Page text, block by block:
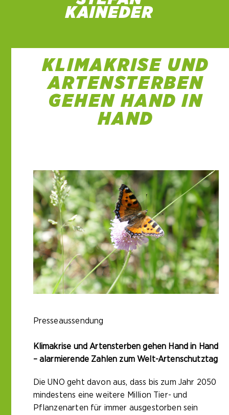
KLIMAKRISE UND
ARTENSTERBEN
GEHEN HAND IN
HAND
Presseaussendung
Klimakrise und Artensterben gehen Hand in Hand
– alarmierende Zahlen zum Welt-Artenschutztag
Die UNO geht davon aus, dass bis zum Jahr 2050
mindestens eine weitere Million Tier- und
Pflanzenarten für immer ausgestorben sein